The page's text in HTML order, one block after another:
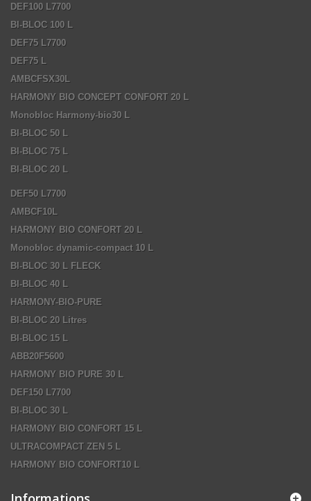
DEF100 L7700
BI-BLOC 100 L
DEF75 L7700
DEF75 L
AMBCFSX30L
HARMONY BIO CONCEPT CONFORT 20 L
Monobloc Harmony-bio30 L
BI-BLOC 50 L
BI-BLOC 75 L
BI-BLOC 20 L
DEF50 L7700
AMBCF10L
HARMONY BIO CONFORT 20 L
Monobloc dynamic-compact 10 L
BI-BLOC 30 L FLECK
BI-BLOC 40 L
HARMONY-BIO-PURE
BI-BLOC 20 Litres
BI-BLOC 15 L
ABB20F5600
HARMONY BIO PURE 30 L
DEF150 L7700
BI-BLOC 30 L
HARMONY BIO CONFORT 15 L
ULTRACOMPACT ZEN 5 L
HARMONY BIO CONFORT10 L